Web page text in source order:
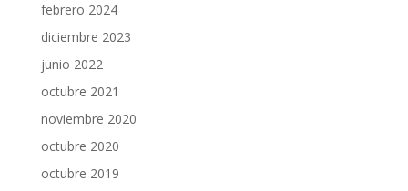
febrero 2024
diciembre 2023
junio 2022
octubre 2021
noviembre 2020
octubre 2020
octubre 2019